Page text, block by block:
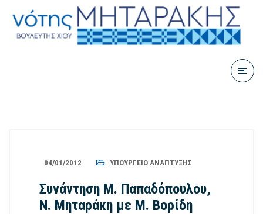
04/01/2012 ΥΠΟΥΡΓΕΊΟ ΑΝΆΠΤΥΞΗΣ
Συνάντηση Μ. Παπαδόπουλου,
Ν. Μηταράκη με Μ. Βορίδη